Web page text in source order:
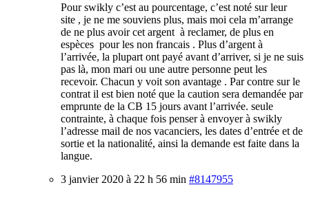
Pour swikly c’est au pourcentage, c’est noté sur leur
site , je ne me souviens plus, mais moi cela m’arrange
de ne plus avoir cet argent à reclamer, de plus en
espèces pour les non francais . Plus d’argent à
l’arrivée, la plupart ont payé avant d’arriver, si je ne suis
pas là, mon mari ou une autre personne peut les
recevoir. Chacun y voit son avantage . Par contre sur le
contrat il est bien noté que la caution sera demandée par
emprunte de la CB 15 jours avant l’arrivée. seule
contrainte, à chaque fois penser à envoyer à swikly
l’adresse mail de nos vacanciers, les dates d’entrée et de
sortie et la nationalité, ainsi la demande est faite dans la
langue.
3 janvier 2020 à 22 h 56 min #8147955